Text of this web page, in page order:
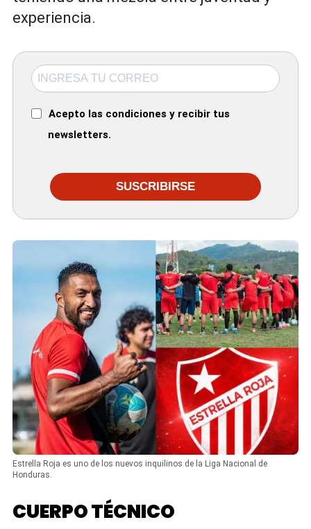
experiencia.
Acepto las condiciones y recibir tus
newsletters.
SUSCRIBIRSE
Estrella Roja es uno de los nuevos inquilinos de la Liga Nacional de
Honduras.
CUERPO TÉCNICO